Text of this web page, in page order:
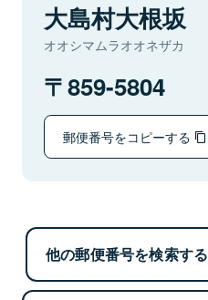
大島村大根坂
オオシマムラオオネザカ
859-5804
郵便番号をコピーする
他の郵便番号を検索する